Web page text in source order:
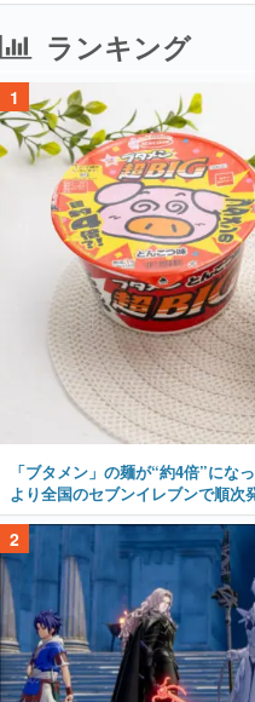
ランキング
1
「ブタメン」の麺が“約4倍”にな
より全国のセブンイレブンで順次
2